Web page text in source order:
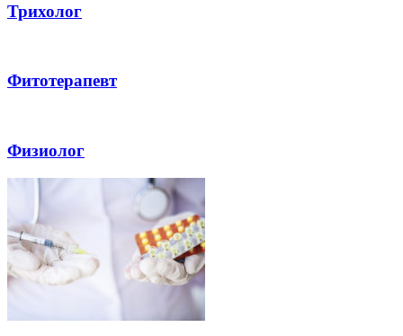
Трихолог
Фитотерапевт
Физиолог